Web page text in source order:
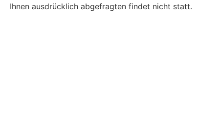
Ihnen ausdrücklich abgefragten findet nicht statt.